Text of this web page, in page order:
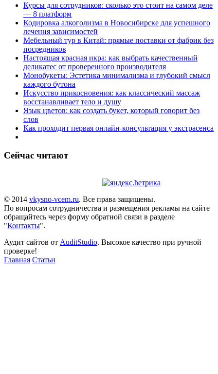
Курсы для сотрудников: сколько это стоит на самом деле
— 8 платформ
Кодировка алкоголизма в Новосибирске для успешного
лечения зависимостей
Мебельный тур в Китай: прямые поставки от фабрик без
посредников
Настоящая красная икра: как выбрать качественный
деликатес от проверенного производителя
Монобукеты: Эстетика минимализма и глубокий смысл
каждого бутона
Искусство прикосновения: как классический массаж
восстанавливает тело и душу
Язык цветов: как создать букет, который говорит без
слов
Как проходит первая онлайн-консультация у экстрасенса
Сейчас читают
© 2014 vkysno-vcem.ru. Все права защищены.
По вопросам сотрудничества и размещения рекламы на сайте
обращайтесь через форму обратной связи в разделе
"Контакты".
Аудит сайтов от AuditStudio. Высокое качество при ручной
проверке!
Главная Статьи